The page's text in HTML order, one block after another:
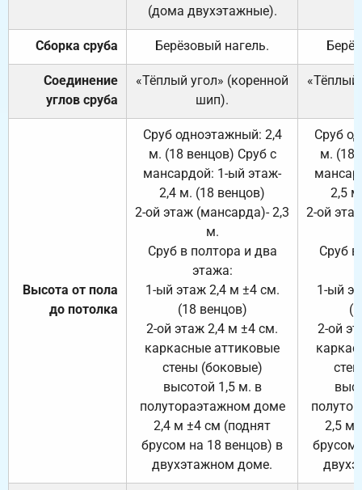
(дома двухэтажные).
Сборка сруба Берёзовый нагель.
Соединение
углов сруба
«Тёплый угол» (коренной
шип).
«Тёплый
Высота от пола
до потолка
Сруб одноэтажный: 2,4
м. (18 венцов) Сруб с
мансардой: 1-ый этаж-
2,4 м. (18 венцов)
2-ой этаж (мансарда)- 2,3
м.
Сруб в полтора и два
этажа:
1-ый этаж 2,4 м ±4 см.
(18 венцов)
2-ой этаж 2,4 м ±4 см.
каркасные аттиковые
стены (боковые)
высотой 1,5 м. в
полутораэтажном доме
2,4 м ±4 см (поднят
брусом на 18 венцов) в
двухэтажном доме.
Сруб
м. (18
2,5
2-ой
Сруб
1-ый
2-ой
2,5 м
брусом